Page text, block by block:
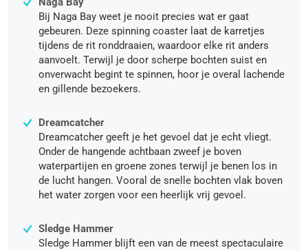
Bij Naga Bay weet je nooit precies wat er gaat
gebeuren. Deze spinning coaster laat de karretjes
tijdens de rit ronddraaien, waardoor elke rit anders
aanvoelt. Terwijl je door scherpe bochten suist en
onverwacht begint te spinnen, hoor je overal lachende
en gillende bezoekers.
Dreamcatcher
Dreamcatcher geeft je het gevoel dat je echt vliegt.
Onder de hangende achtbaan zweef je boven
waterpartijen en groene zones terwijl je benen los in
de lucht hangen. Vooral de snelle bochten vlak boven
het water zorgen voor een heerlijk vrij gevoel.
Sledge Hammer
Sledge Hammer blijft een van de meest spectaculaire